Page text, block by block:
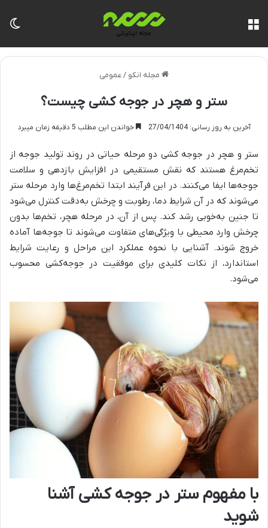
مجله انکو /عمومی
ستر و هچر در جوجه کشی چیست؟
آخرین به روز رسانی: 27/04/1404 خواندن این مطلب 5 دقیقه زمان میبرد
ستر و هچر در جوجه کشی دو مرحله حیاتی در روند تولید جوجه از
تخم‌مرغ هستند که نقش مستقیمی در افزایش بازدهی و سلامت
جوجه‌ها ایفا می‌کنند. در این فرآیند ابتدا تخم‌مرغ‌ها وارد مرحله ستر
می‌شوند که در آن شرایط دما، رطوبت و چرخش به‌دقت کنترل می‌شود
تا جنین به‌خوبی رشد کند. پس از آن، در مرحله هچر، تخم‌ها بدون
چرخش وارد محیطی با ویژگی‌های متفاوت می‌شوند تا جوجه‌ها آماده
خروج شوند. آشنایی با نحوه عملکرد این مراحل و رعایت شرایط
استاندارد، از نکات کلیدی برای موفقیت در جوجه‌کشی محسوب
می‌شود.
با مفهوم ستر در جوجه کشی آشنا
شوید